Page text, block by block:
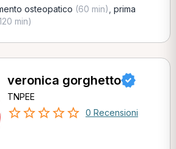
osteopatico (60 min) prima
min)
veronica gorghetto
TNPEE
0 Recensioni